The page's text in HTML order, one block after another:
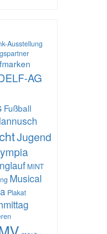
Ausstellung
AG
Fußball
Jugend
MINT
Musical
Plakat